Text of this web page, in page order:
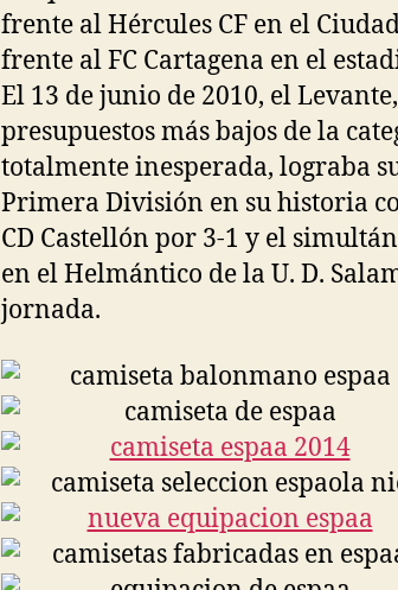
frente al Hércules CF en el
frente al FC Cartagena en el
El 13 de junio de 2010, el
presupuestos más bajos de la
totalmente inesperada, lograba
Primera División en su historia
CD Castellón por 3-1 y el
en el Helmántico de la U. D.
jornada.